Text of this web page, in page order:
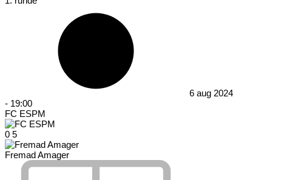
6 aug 2024
- 19:00
FC ESPM
0 5
Fremad Amager